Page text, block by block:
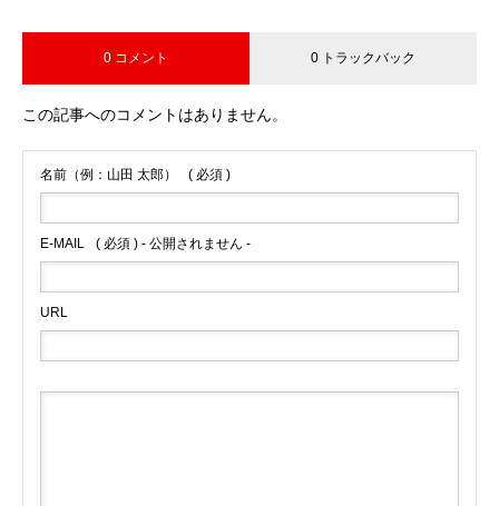
0 コメント 0 トラックバック
この記事へのコメントはありません。
名前（例：山田 太郎） ( 必須 )
E-MAIL ( 必須 ) - 公開されません -
URL